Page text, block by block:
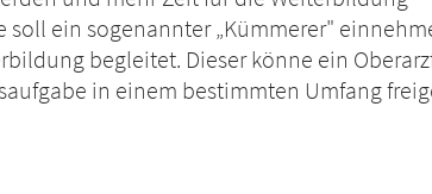
soll ein sogenannter „Kümmerer"
begleitet. Dieser könne ein
in einem bestimmten Umfang